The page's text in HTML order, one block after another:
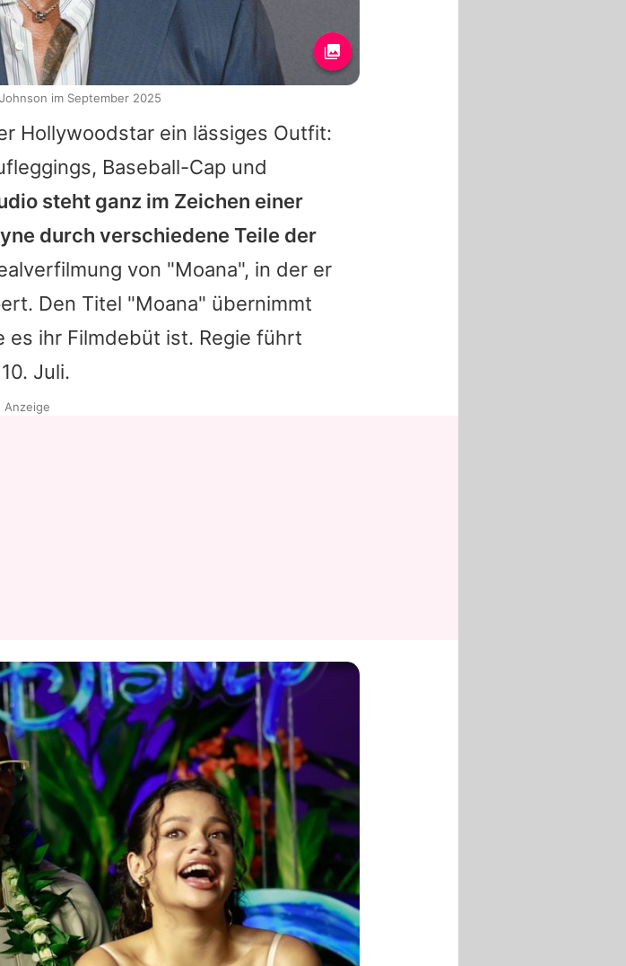
Hollywoodstar ein lässiges Outfit:
Baseball-Cap und
steht ganz im Zeichen einer
durch verschiedene Teile der
von "Moana", in der er
Den Titel "Moana" übernimmt
es ihr Filmdebüt ist. Regie führt
Juli.
im September 2025
Anzeige